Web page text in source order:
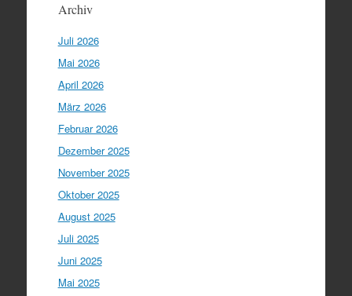
Archiv
Juli 2026
Mai 2026
April 2026
März 2026
Februar 2026
Dezember 2025
November 2025
Oktober 2025
August 2025
Juli 2025
Juni 2025
Mai 2025